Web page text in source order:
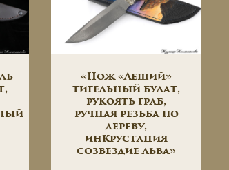
«Нож «Леший»
тигельный булат,
рукоять граб,
ручная резьба по
дереву,
инкрустация
созвездие льва»